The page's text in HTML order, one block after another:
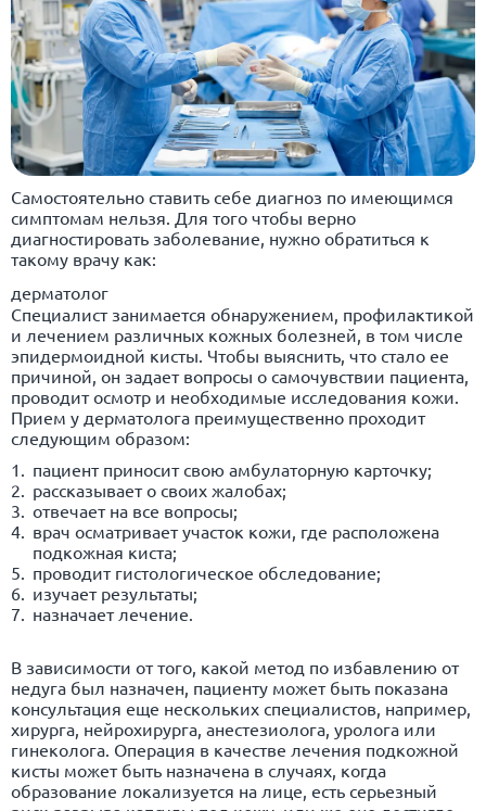
Самостоятельно ставить себе диагноз по имеющимся
симптомам нельзя. Для того чтобы верно
диагностировать заболевание, нужно обратиться к
такому врачу как:
дерматолог
Специалист занимается обнаружением, профилактикой
и лечением различных кожных болезней, в том числе
эпидермоидной кисты. Чтобы выяснить, что стало ее
причиной, он задает вопросы о самочувствии пациента,
проводит осмотр и необходимые исследования кожи.
Прием у дерматолога преимущественно проходит
следующим образом:
пациент приносит свою амбулаторную карточку;
рассказывает о своих жалобах;
отвечает на все вопросы;
врач осматривает участок кожи, где расположена
подкожная киста;
проводит гистологическое обследование;
изучает результаты;
назначает лечение.
В зависимости от того, какой метод по избавлению от
недуга был назначен, пациенту может быть показана
консультация еще нескольких специалистов, например,
хирурга, нейрохирурга, анестезиолога, уролога или
гинеколога. Операция в качестве лечения подкожной
кисты может быть назначена в случаях, когда
образование локализуется на лице, есть серьезный